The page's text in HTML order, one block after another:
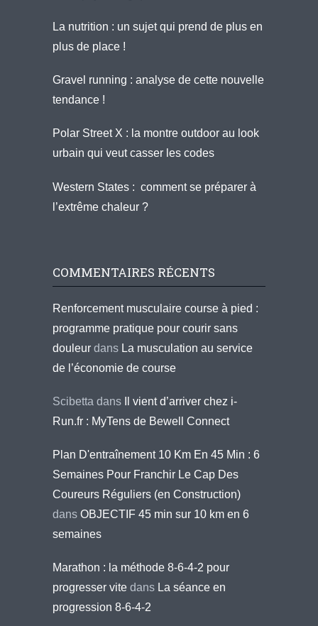
La nutrition : un sujet qui prend de plus en
plus de place !
Gravel running : analyse de cette nouvelle
tendance !
Polar Street X : la montre outdoor au look
urbain qui veut casser les codes
Western States : comment se préparer à
l’extrême chaleur ?
COMMENTAIRES RÉCENTS
Renforcement musculaire course à pied :
programme pratique pour courir sans
douleur dans La musculation au service
de l’économie de course
Scibetta dans
Il vient d’arriver chez i-
Run.fr : MyTens de Bewell Connect
Plan D'entraînement 10 Km En 45 Min : 6
Semaines Pour Franchir Le Cap Des
Coureurs Réguliers (en Construction)
dans OBJECTIF 45 min sur 10 km en 6
semaines
Marathon : la méthode 8-6-4-2 pour
progresser vite dans La séance en
progression 8-6-4-2